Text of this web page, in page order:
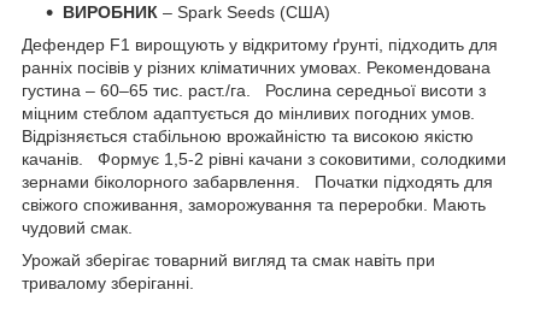
ВИРОБНИК – Spark Seeds (США)
Дефендер F1 вирощують у відкритому ґрунті, підходить для
ранніх посівів у різних кліматичних умовах. Рекомендована
густина – 60–65 тис. раст./га. Рослина середньої висоти з
міцним стеблом адаптується до мінливих погодних умов.
Відрізняється стабільною врожайністю та високою якістю
качанів. Формує 1,5-2 рівні качани з соковитими, солодкими
зернами біколорного забарвлення. Початки підходять для
свіжого споживання, заморожування та переробки. Мають
чудовий смак.
Урожай зберігає товарний вигляд та смак навіть при
тривалому зберіганні.